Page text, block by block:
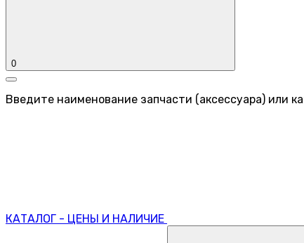
0
Введите наименование запчасти (аксессуара) или
КАТАЛОГ - ЦЕНЫ И НАЛИЧИЕ